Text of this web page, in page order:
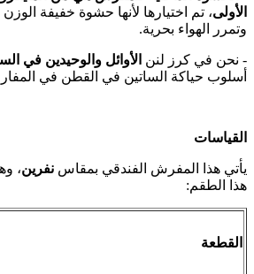
الأولى، تم اختيارها لأنها حشوة خفيفة
وتمرر الهواء بحرية.
- نحن في كرز لنن الأوائل والوحيدين في
أسلوب حياكة الساتين في القطن في
القياسات
يأتي هذا المفرش الفندقي بمقاس نفرين،
هذا الطقم:
القطعة